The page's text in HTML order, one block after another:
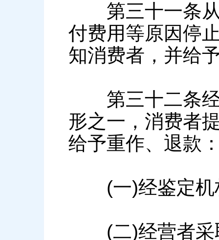
第三十一条从
付费用等原因停
知消费者，并给
第三十二条经
形之一，消费者
给予重作、退款
(一)经鉴定机
(二)经营者采